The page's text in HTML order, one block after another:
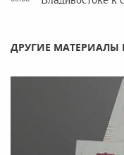
ДРУГИЕ МАТЕРИАЛЫ